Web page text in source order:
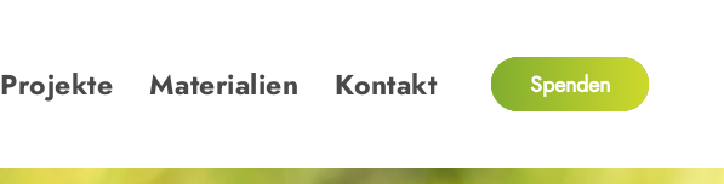
Projekte Materialien Kontakt Spenden